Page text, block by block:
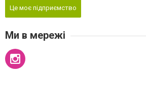
Це моє підприємство
Ми в мережі